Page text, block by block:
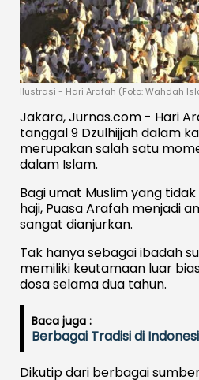
Ilustrasi - Hari Arafah (Foto: Wahdah
Jakara, Jurnas.com - Hari
tanggal 9 Dzulhijjah dalam
merupakan salah satu
dalam Islam.
Bagi umat Muslim yang
haji, Puasa Arafah menjadi
sangat dianjurkan.
Tak hanya sebagai ibadah
memiliki keutamaan luar
dosa selama dua tahun.
Baca juga :
Berbagai Tradisi di
Dikutip dari berbagai